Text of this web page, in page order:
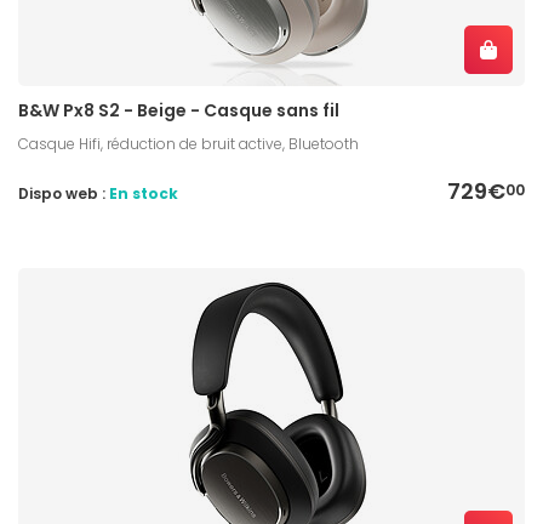
B&W Px8 S2 - Beige - Casque sans fil
Casque Hifi, réduction de bruit active, Bluetooth
729€00
Dispo web : En stock